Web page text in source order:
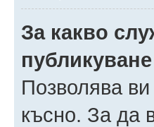
За какво
Позволява
късно. За да